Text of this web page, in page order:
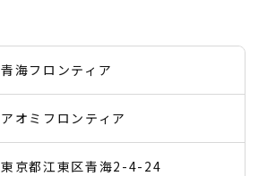
青海フロンティア
アオミフロンティア
東京都江東区青海2-4-24